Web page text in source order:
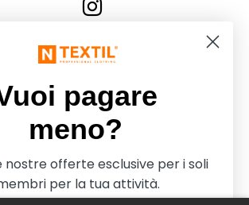
pagare
meno?
nostre offerte esclusive per i soli
per la tua attività.